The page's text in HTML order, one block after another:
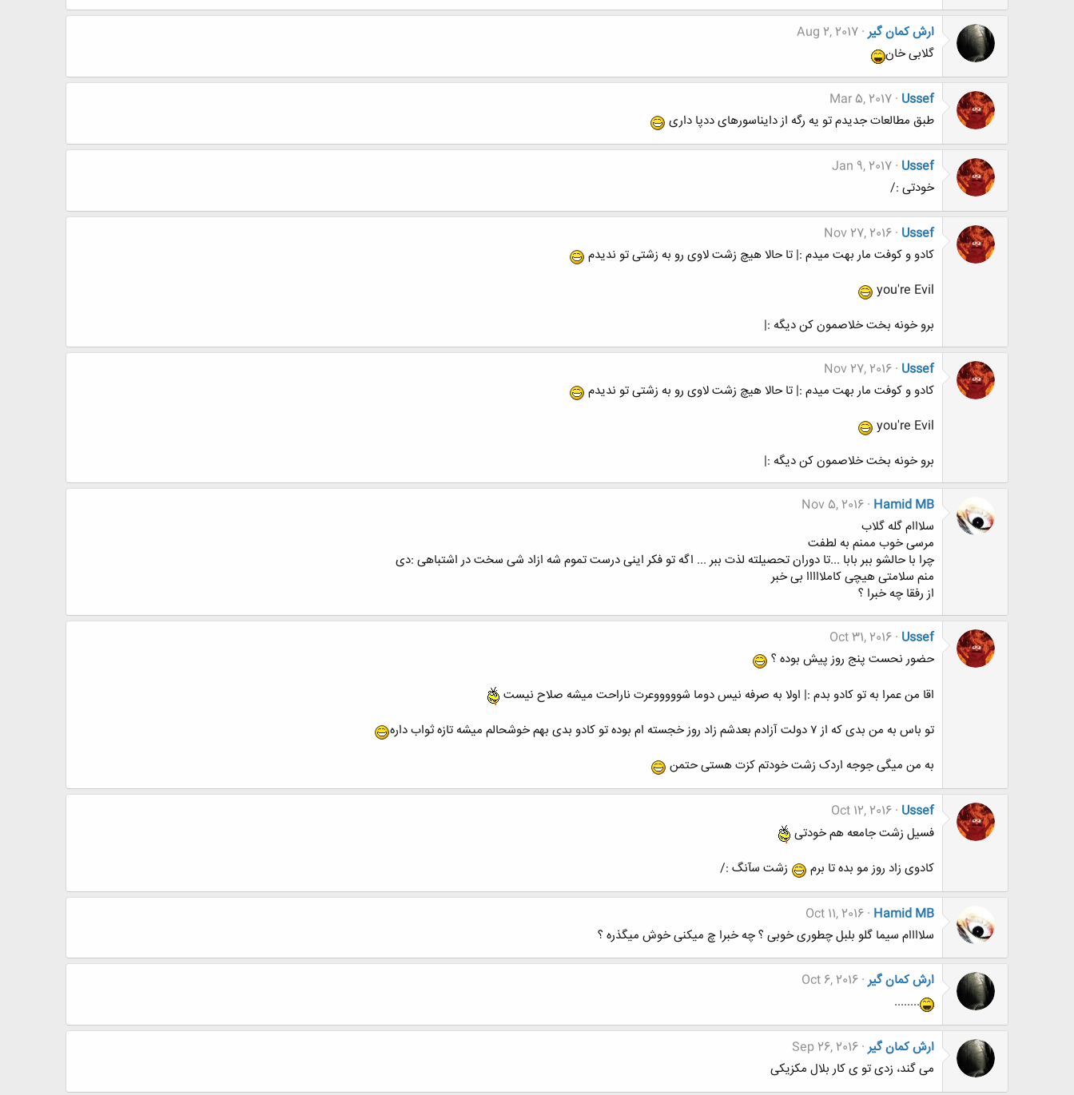
ارش کمان گیر Aug 2, 2017
گلابی خان
Ussef
Mar 5, 2017
طبق مطالعات جدیدم تو یه رگه از دایناسورهای ددپا داری
Ussef
Jan 9, 2017
خودتی :/
Ussef
Nov 27, 2016
کادو و کوفت مار بهت میدم :| تا حالا هیچ زشت لاوی رو به زشتی تو ندیدم
you're Evil
برو خونه بخت خلاصمون کن دیگه :|
Ussef
Nov 27, 2016
کادو و کوفت مار بهت میدم :| تا حالا هیچ زشت لاوی رو به زشتی تو ندیدم
you're Evil
برو خونه بخت خلاصمون کن دیگه :|
Hamid MB
Nov 5, 2016
سلااام گله گلاب
مرسی خوب ممنم به لطفت
چرا با حالشو ببر بابا ...تا دوران تحصیلته لذت ببر ... اگه تو فکر اینی درست تموم شه ازاد شی سخت در اشتباهی :دی
منم سلامتی هیچی کاملااااا بی خبر
از رفقا چه خبرا ؟
Ussef
Oct 31, 2016
حضور نحست پنج روز پیش بوده ؟
اقا من عمرا به تو کادو بدم :| اولا به صرفه نیس دوما شوووووعرت ناراحت میشه صلاح نیست
تو باس به من بدی که از ۷ دولت آزادم بعدشم زاد روز خجسته ام بوده تو کادو بدی بهم خوشحالم میشه تازه ثواب داره
به من میگی جوجه اردک زشت خودتم کزت هستی حتمن
Ussef
Oct 12, 2016
فسیل زشت جامعه هم خودتی
کادوی زاد روز مو بده تا برم
زشت سآنگ :/
Hamid MB
Oct 11, 2016
سلاااام سیما گلو بلبل چطوری خوبی ؟ چه خبرا چ میکنی خوش میگذره ؟
ارش کمان گیر Oct 6, 2016
........
ارش کمان گیر Sep 26, 2016
می گند، زدی تو ی کار بلال مکزیکی